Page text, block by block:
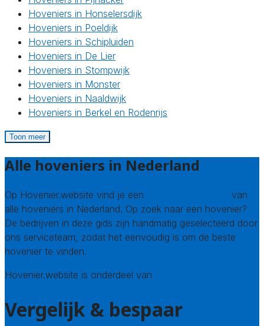
Hoveniers in Honselersdijk
Hoveniers in Poeldijk
Hoveniers in Schipluiden
Hoveniers in De Lier
Hoveniers in Stompwijk
Hoveniers in Monster
Hoveniers in Naaldwijk
Hoveniers in Berkel en Rodenrijs
Toon meer
Alle hoveniers in Nederland
Op Hovenier.website vind je een
van
alle hoveniers in Nederland. Op zoek naar een hovenier?
De bedrijven in deze gids zijn handmatig geselecteerd door
ons serviceteam, zodat het eenvoudig is om de beste
hovenier te vinden.
Hovenier.website is onderdeel van
Vergelijk & bespaar